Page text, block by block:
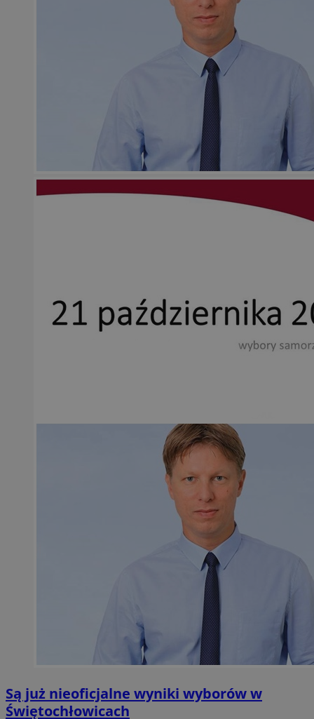
Są już nieoficjalne wyniki wyborów w
Świętochłowicach